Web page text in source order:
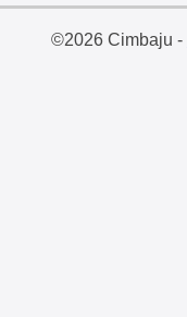
©2026 Cimbaju -